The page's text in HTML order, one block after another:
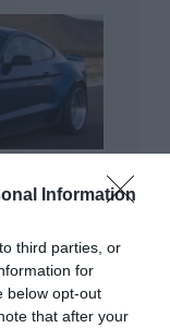
Information
third parties, or
for
below opt-out
that after your